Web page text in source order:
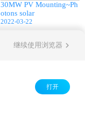
30MW PV Mounting~Ph
otons solar
2022-03-22
继续使用浏览器
打开